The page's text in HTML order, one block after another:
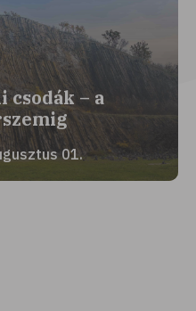
csodák – a
01.